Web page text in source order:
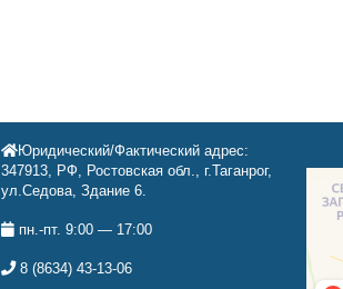
Юридический/Фактический адрес:
347913, РФ, Ростовская обл., г.Таганрог,
ул.Седова, Здание 6.
пн.-пт. 9:00 — 17:00
8 (8634) 43-13-06